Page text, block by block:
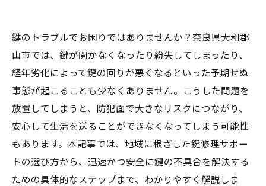
鍵のトラブルでお困りではありませんか？奈良県大和郡
山市では、鍵が開かなくなったり紛失してしまったり、
経年劣化によって鍵の回りが悪くなるといった予期せぬ
事態が起こることも少なくありません。こうした問題を
放置してしまうと、防犯面で大きなリスクにつながり、
安心して生活を送ることができなくなってしまう可能性
もあります。本記事では、地域に根ざした鍵修理サポー
トの選び方から、迅速かつ安全に鍵の不具合を解決する
ための具体的なステップまで、わかりやすく解説しま